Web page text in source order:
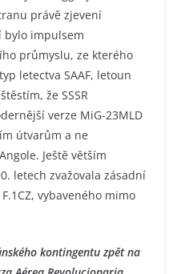
právě zjevení
bylo impulsem
průmyslu, ze kterého
letectva SAAF, letoun
že SSSR
verze MiG-23MLD
útvarům a ne
Ještě větším
letech zvažovala zásadní
vybaveného mimo
kontingentu zpět na